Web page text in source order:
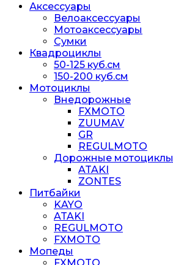
Аксессуары
Велоаксессуары
Мотоаксессуары
Сумки
Квадроциклы
50-125 куб.см
150-200 куб.см
Мотоциклы
Внедорожные
FXMOTO
ZUUMAV
GR
REGULMOTO
Дорожные мотоциклы
ATAKI
ZONTES
Питбайки
KAYO
ATAKI
REGULMOTO
FXMOTO
Мопеды